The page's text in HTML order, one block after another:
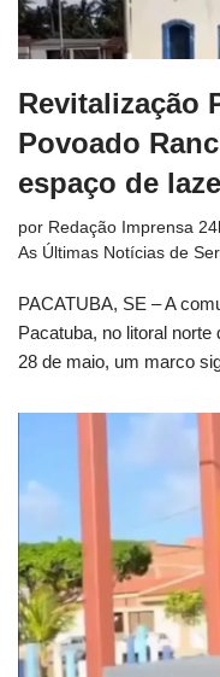
Revitalização
Povoado
espaço de
por Redação Imprensa
As Últimas Notícias de
PACATUBA, SE – A
Pacatuba, no litoral
28 de maio, um marco